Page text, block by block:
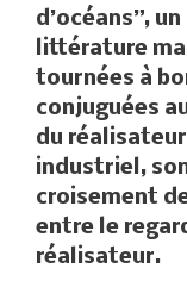
d’océans”,
littérature
tournées à
conjuguées
du
industriel,
croisement
entre le
réalisateur.